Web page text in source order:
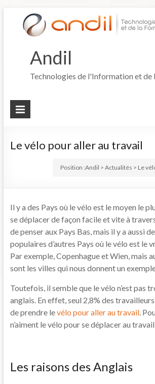
Andil
Technologies de l'Information et de
Le vélo pour aller au travail
Position :Andil >Actualités > Le
Il y a des Pays où le vélo est le moyen le
se déplacer de façon facile et vite à
de penser aux Pays Bas, mais il y a aussi
populaires d’autres Pays où le vélo est le
Par exemple, Copenhague et Wien, mais
sont les villes qui nous donnent un
Toutefois, il semble que le vélo n’est pas
anglais. En effet, seul 2,8% des
de prendre levélo pour aller au travail.
n’aiment le vélo pour se déplacer au travail
Les raisons des Anglais